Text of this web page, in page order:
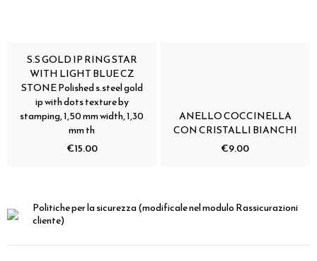
S.S GOLD IP RING STAR
WITH LIGHT BLUE CZ
STONE Polished s.steel gold
ip with dots texture by
stamping, 1,50 mm width, 1,30
mm th
€15.00
ANELLO COCCINELLA
CON CRISTALLI BIANCHI
€9.00
Politiche per la sicurezza(modificale nel modulo Rassicurazioni
cliente)